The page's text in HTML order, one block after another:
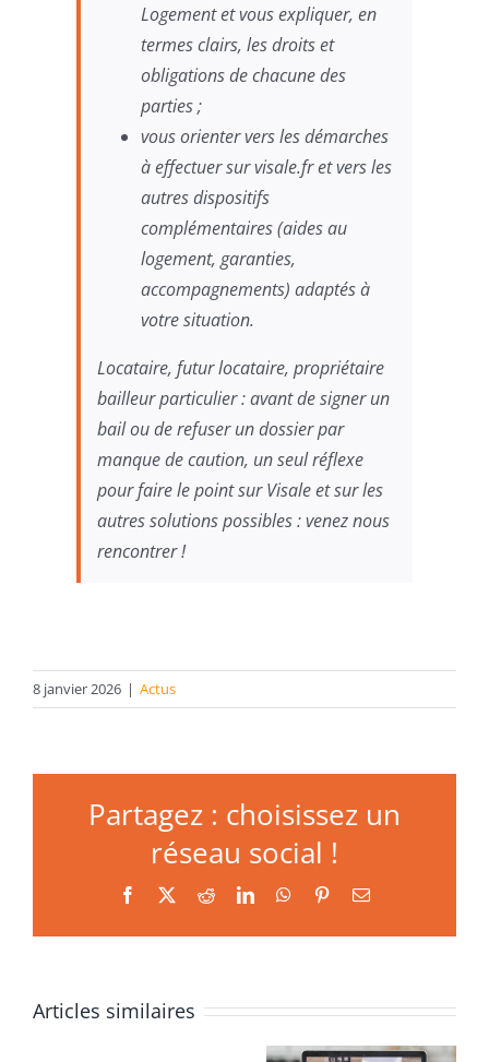
Logement et vous expliquer, en
termes clairs, les droits et
obligations de chacune des
parties ;
vous orienter vers les démarches
à effectuer sur visale.fr et vers les
autres dispositifs
complémentaires (aides au
logement, garanties,
accompagnements) adaptés à
votre situation.
Locataire, futur locataire, propriétaire
bailleur particulier : avant de signer un
bail ou de refuser un dossier par
manque de caution, un seul réflexe
pour faire le point sur Visale et sur les
autres solutions possibles : venez nous
rencontrer !
8 janvier 2026 | Actus
Partagez : choisissez un
réseau social !
Facebook RedditLinkedInWhatsApp
PinterestEmail
Articles similaires